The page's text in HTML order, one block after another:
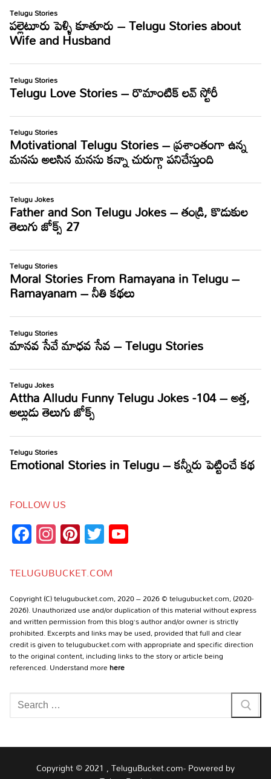
FOLLOW US
Facebook
Instagram
Pinterest
Twitter
TELUGUBUCKET.COM
Copyright (C) telugubucket.com, 2020 – 2026 © telugubucket.com, (2020-
2026). Unauthorized use and/or duplication of this material without express
and written permission from this blog’s author and/or owner is strictly
prohibited. Excerpts and links may be used, provided that full and clear
credit is given to telugubucket.com with appropriate and specific direction
to the original content, including links to the story or article being
referenced. Understand morehere
Search
for:
Copyright © 2021 , TeluguBucket.com- Powered by